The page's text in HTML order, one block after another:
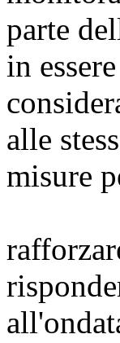
parte
in
alle
misure
le